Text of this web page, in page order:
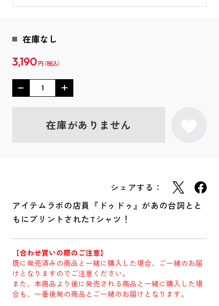
在庫なし
3,190 円
在庫がありません
シェアする：
アイテムラボの店員『ドゥドゥ』があの台詞とと
もにプリントされたTシャツ！
【合わせ買いの際のご注意】
既に発売済みの商品と一緒に購入した場合、ご一緒のお届
けとなりますのでご注意ください。
また、本商品より後に発売される商品と一緒に購入した場
合も、一番後発の商品とご一緒のお届けとなります。